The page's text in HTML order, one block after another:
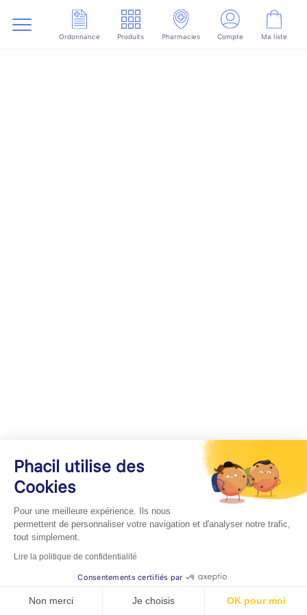
Ordonnance Produits Pharmacies Compte Ma liste
Phacil utilise des
Cookies
Pour une meilleure expérience. Ils nous
permettent de personnaliser votre navigation et d'analyser notre trafic,
tout simplement.
Lire la politique de confidentialité
Consentements certifiés par
Non merci Je choisis OK pour moi